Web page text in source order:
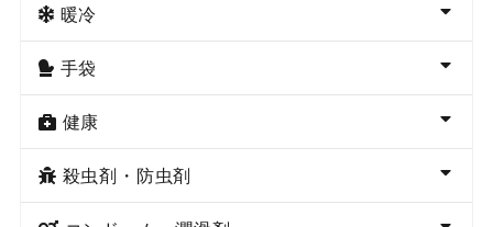
暖冷
手袋
健康
殺虫剤・防虫剤